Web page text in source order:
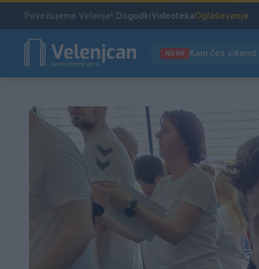
Povezujemo Velenje! DogodkiVideotekaOglaševanje
NOVO